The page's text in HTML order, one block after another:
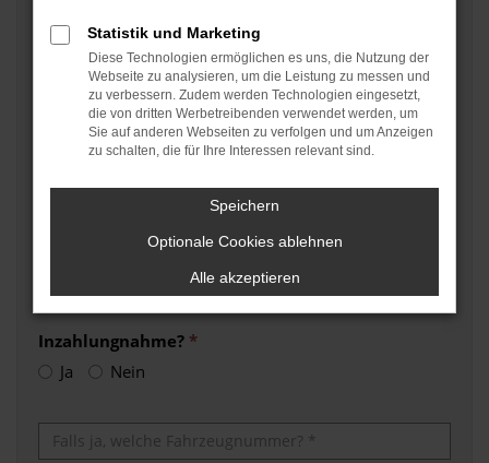
Nachname*
Telefon*
Inzahlungnahme? *
Ja
Nein
Statistik und Marketing
Diese Technologien ermöglichen es uns, die Nutzung der
Webseite zu analysieren, um die Leistung zu messen und
zu verbessern. Zudem werden Technologien eingesetzt,
die von dritten Werbetreibenden verwendet werden, um
Sie auf anderen Webseiten zu verfolgen und um Anzeigen
zu schalten, die für Ihre Interessen relevant sind.
Speichern
Optionale Cookies ablehnen
Alle akzeptieren